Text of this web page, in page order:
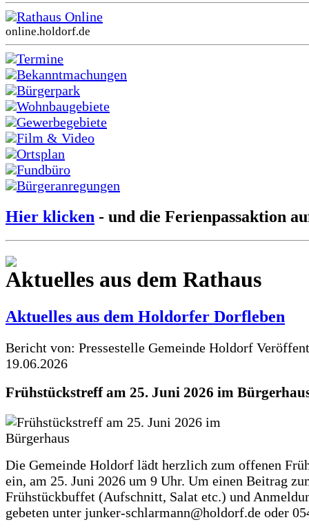
Rathaus Online
online.holdorf.de
Termine
Bekanntmachungen
Bürgerpark
Wohnbaugebiete
Gewerbegebiete
Film & Video
Ortsplan
Fundbüro
Bürgeranregungen
Hier klicken - und die Ferienpassaktion
Aktuelles aus dem Rathaus
Aktuelles aus dem Holdorfer Dorfleben
Bericht von: Pressestelle Gemeinde Holdorf
19.06.2026
Frühstückstreff am 25. Juni 2026 im
Die Gemeinde Holdorf lädt herzlich zum offenen
ein, am 25. Juni 2026 um 9 Uhr. Um einen Beitrag
Frühstückbuffet (Aufschnitt, Salat etc.) und
gebeten unter junker-schlarmann@holdorf.de oder